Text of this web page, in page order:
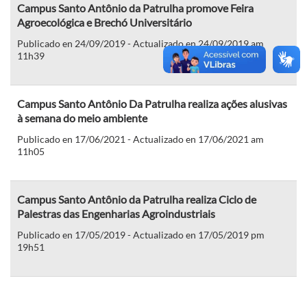
Campus Santo Antônio da Patrulha promove Feira
Agroecológica e Brechó Universitário
Publicado en 24/09/2019 - Actualizado en 24/09/2019 am
11h39
Campus Santo Antônio Da Patrulha realiza ações alusivas
à semana do meio ambiente
Publicado en 17/06/2021 - Actualizado en 17/06/2021 am
11h05
Campus Santo Antônio da Patrulha realiza Ciclo de
Palestras das Engenharias Agroindustriais
Publicado en 17/05/2019 - Actualizado en 17/05/2019 pm
19h51